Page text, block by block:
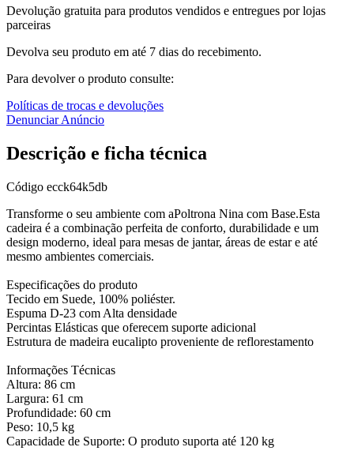
Devolução gratuita para produtos vendidos e entregues por lojas
parceiras
Devolva seu produto em até 7 dias do recebimento.
Para devolver o produto consulte:
Políticas de trocas e devoluções
Denunciar Anúncio
Descrição e ficha técnica
Código ecck64k5db
Transforme o seu ambiente com aPoltrona Nina com Base.Esta
cadeira é a combinação perfeita de conforto, durabilidade e um
design moderno, ideal para mesas de jantar, áreas de estar e até
mesmo ambientes comerciais.
Especificações do produto
Tecido em Suede, 100% poliéster.
Espuma D-23 com Alta densidade
Percintas Elásticas que oferecem suporte adicional
Estrutura de madeira eucalipto proveniente de reflorestamento
Informações Técnicas
Altura: 86 cm
Largura: 61 cm
Profundidade: 60 cm
Peso: 10,5 kg
Capacidade de Suporte: O produto suporta até 120 kg